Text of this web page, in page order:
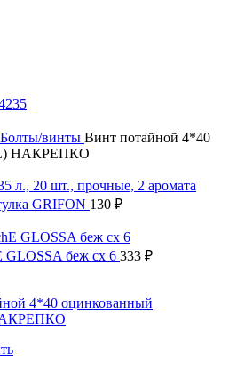
Болты/винты Винт потайной 4*40
НАКРЕПКО
л., 20 шт., прочные, 2 аромата
GRIFON 130 ₽
GLOSSA беж сх 6 333 ₽